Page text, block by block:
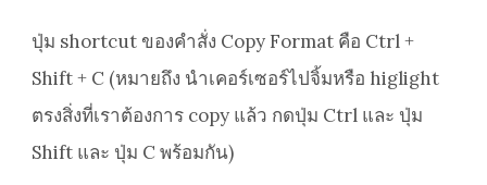
ปุ่ม shortcut ของคำสั่ง Copy Format คือ Ctrl +
Shift + C (หมายถึง นำเคอร์เซอร์ไปจิ้มหรือ higlight
ตรงสิ่งที่เราต้องการ copy แล้ว กดปุ่ม Ctrl และ ปุ่ม
Shift และ ปุ่ม C พร้อมกัน)